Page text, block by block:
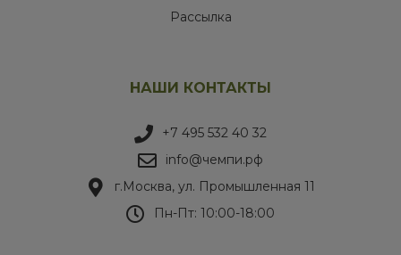
Рассылка
НАШИ КОНТАКТЫ
+7 495 532 40 32
info@чемпи.рф
г.Москва, ул. Промышленная 11
Пн-Пт: 10:00-18:00